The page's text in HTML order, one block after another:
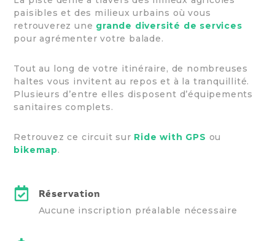
paisibles et des milieux urbains où vous
retrouverez une grande diversité de services
pour agrémenter votre balade.
Tout au long de votre itinéraire, de nombreuses
haltes vous invitent au repos et à la tranquillité.
Plusieurs d’entre elles disposent d’équipements
sanitaires complets.
Retrouvez ce circuit sur Ride with GPS ou
bikemap.
Réservation
Aucune inscription préalable nécessaire